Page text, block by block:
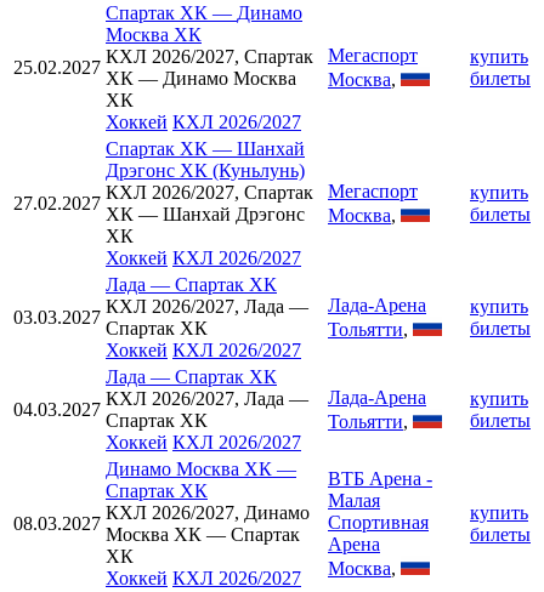
25.02.2027
Спартак ХК — Динамо
Москва ХК
КХЛ 2026/2027, Спартак
ХК — Динамо Москва
ХК
Хоккей КХЛ 2026/2027
Мегаспорт
Москва,
купить
билеты
27.02.2027
Спартак ХК — Шанхай
Дрэгонс ХК (Куньлунь)
КХЛ 2026/2027, Спартак
ХК — Шанхай Дрэгонс
ХК
Хоккей КХЛ 2026/2027
Мегаспорт
Москва,
купить
билеты
03.03.2027
Лада — Спартак ХК
КХЛ 2026/2027, Лада —
Спартак ХК
Хоккей КХЛ 2026/2027
Лада-Арена
Тольятти,
купить
билеты
04.03.2027
Лада — Спартак ХК
КХЛ 2026/2027, Лада —
Спартак ХК
Хоккей КХЛ 2026/2027
Лада-Арена
Тольятти,
купить
билеты
08.03.2027
Динамо Москва ХК —
Спартак ХК
КХЛ 2026/2027, Динамо
Москва ХК — Спартак
ХК
Хоккей КХЛ 2026/2027
ВТБ Арена -
Малая
Спортивная
Арена
Москва,
купить
билеты